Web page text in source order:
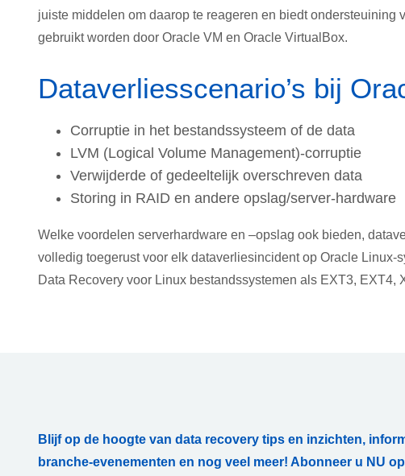
juiste middelen om daarop te reageren en biedt
gebruikt worden door Oracle VM en Oracle VirtualBox.
Dataverliesscenario’s bij
Corruptie in het bestandssysteem of de data
LVM (Logical Volume Management)-corruptie
Verwijderde of gedeeltelijk overschreven data
Storing in RAID en andere opslag/server-hardware
Welke voordelen serverhardware en –opslag ook bieden,
volledig toegerust voor elk dataverliesincident op Oracle
Data Recovery voor Linux bestandssystemen als EXT3, EXT4,
Blijf op de hoogte van data recovery tips en inzichten,
branche-evenementen en nog veel meer! Abonneer u NU